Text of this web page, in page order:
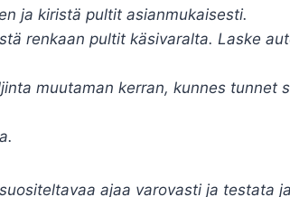
ja kiristä pultit asianmukaisesti.
renkaan pultit käsivaralta. Laske
muutaman kerran, kunnes
ajaa varovasti ja testata